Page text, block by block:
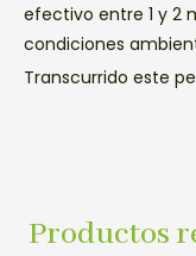
efectivo entre 1 y 2
condiciones
Transcurrido este
Productos